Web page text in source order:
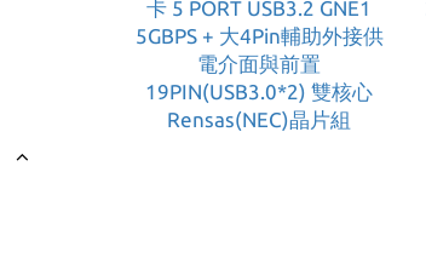
5GBPS｜不共用通
道，支持多台設備
連用